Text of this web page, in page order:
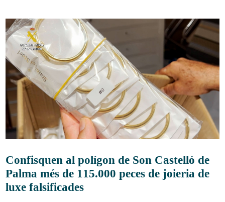
Confisquen al polígon de Son Castelló de
Palma més de 115.000 peces de joieria de
luxe falsificades